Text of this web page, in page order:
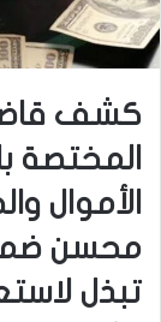
كشف
المختصة
الأموال
محسن
تبذل